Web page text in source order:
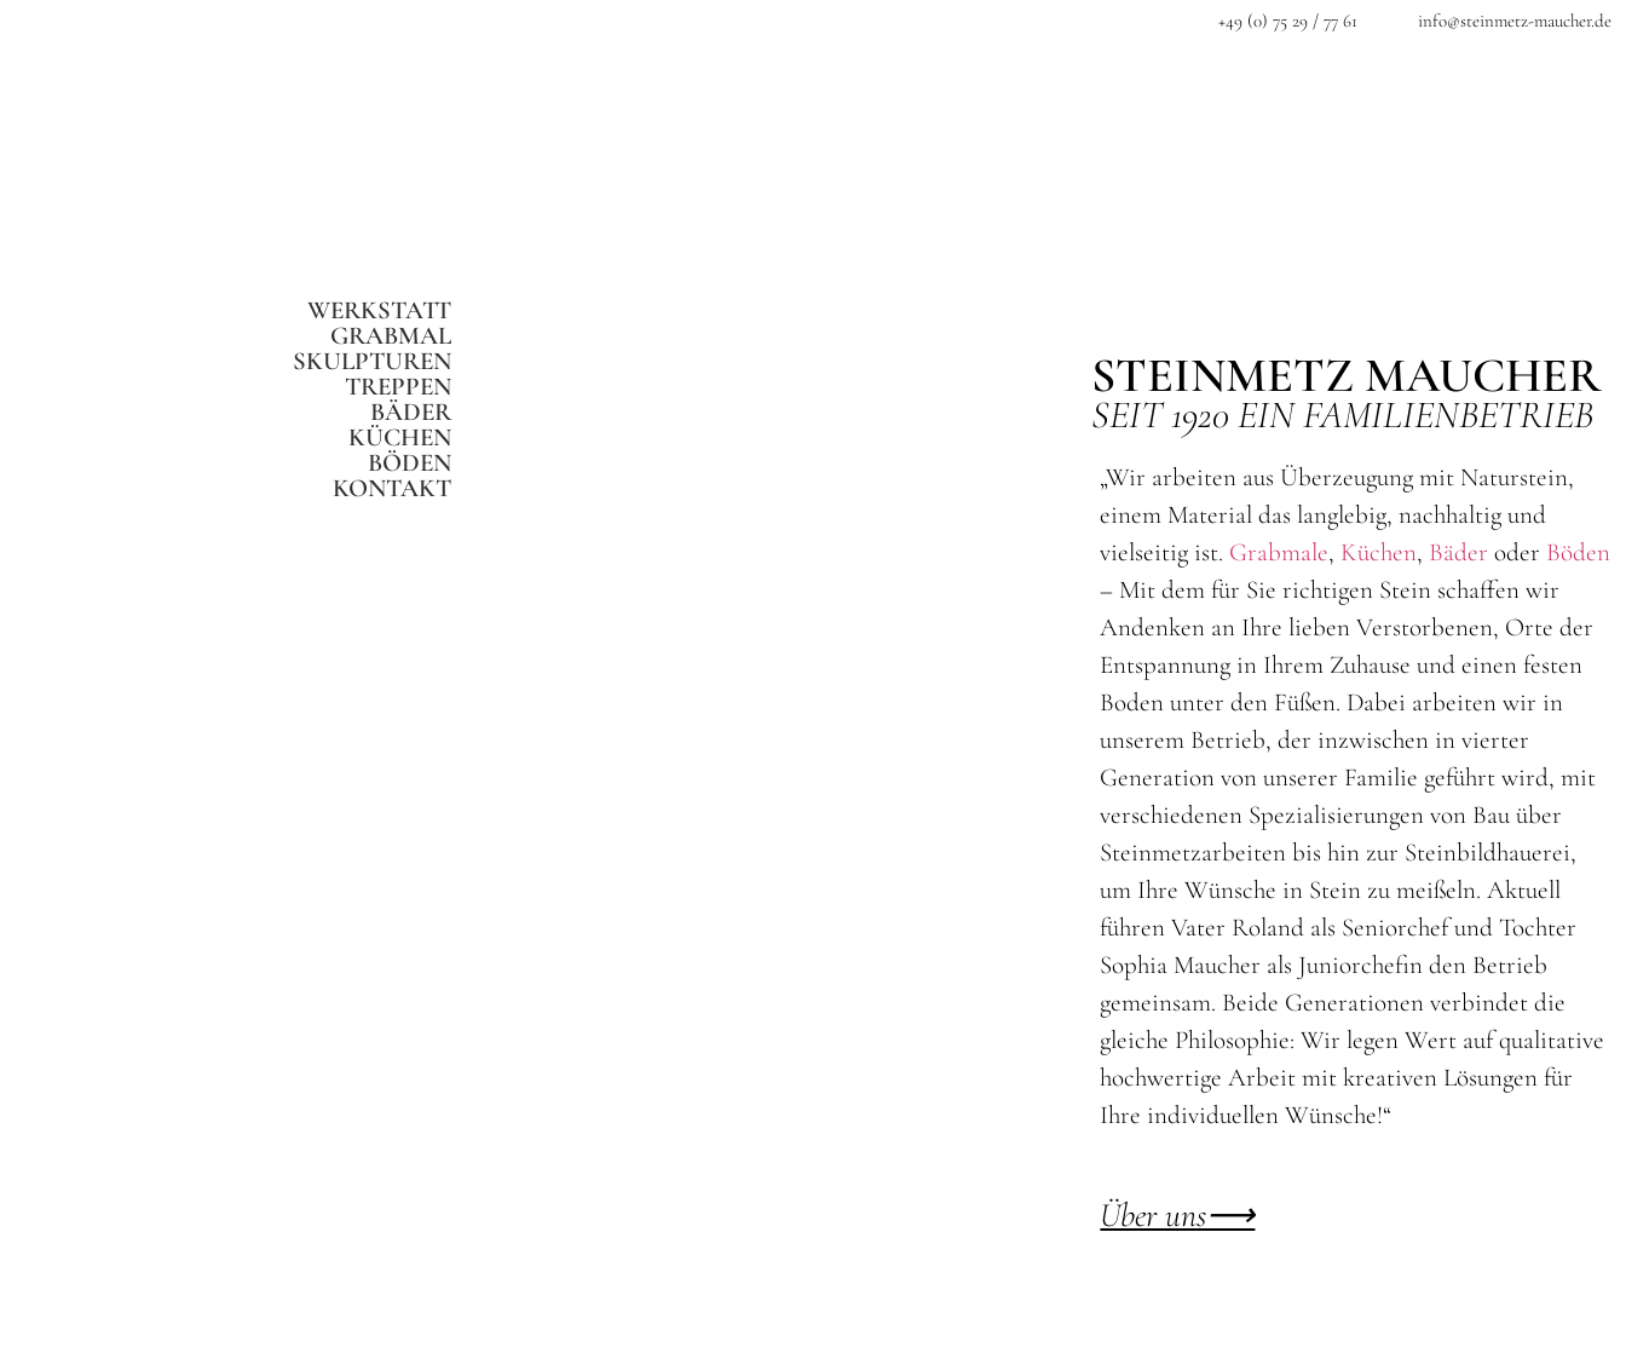
+49 (0) 75 29 / 77 61 info@steinmetz-maucher.de
WERKSTATT
GRABMAL
SKULPTUREN
TREPPEN
BÄDER
KÜCHEN
BÖDEN
KONTAKT
STEINMETZ MAUCHER
SEIT 1920 EIN FAMILIENBETRIEB
„Wir arbeiten aus Überzeugung mit Naturstein,
einem Material das langlebig, nachhaltig und
vielseitig ist. Grabmale, Küchen, Bäder oder Böden
– Mit dem für Sie richtigen Stein schaffen wir
Andenken an Ihre lieben Verstorbenen, Orte der
Entspannung in Ihrem Zuhause und einen festen
Boden unter den Füßen. Dabei arbeiten wir in
unserem Betrieb, der inzwischen in vierter
Generation von unserer Familie geführt wird, mit
verschiedenen Spezialisierungen von Bau über
Steinmetzarbeiten bis hin zur Steinbildhauerei,
um Ihre Wünsche in Stein zu meißeln. Aktuell
führen Vater Roland als Seniorchef und Tochter
Sophia Maucher als Juniorchefin den Betrieb
gemeinsam. Beide Generationen verbindet die
gleiche Philosophie: Wir legen Wert auf qualitative
hochwertige Arbeit mit kreativen Lösungen für
Ihre individuellen Wünsche!“
Über uns⟶